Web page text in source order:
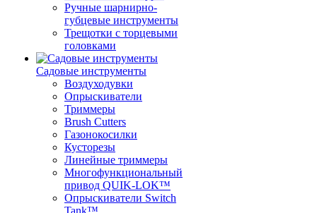
Ручные шарнирно-
губцевые инструменты
Трещотки с торцевыми
головками
Садовые инструменты
Воздуходувки
Опрыскиватели
Триммеры
Brush Cutters
Газонокосилки
Кусторезы
Линейные триммеры
Многофункциональный
привод QUIK-LOK™
Опрыскиватели Switch
Tank™